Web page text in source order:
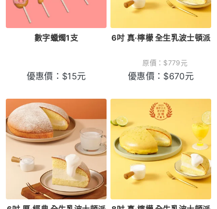
數字蠟燭1支
優惠價： $15元
6吋 真·檸檬 全生乳波士頓派
原價： $779元
優惠價： $670元